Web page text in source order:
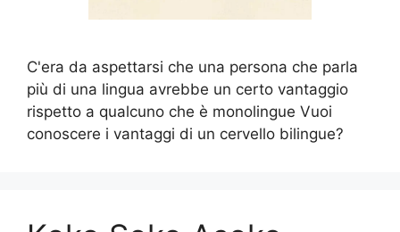
C'era da aspettarsi che una persona che parla
più di una lingua avrebbe un certo vantaggio
rispetto a qualcuno che è monolingue Vuoi
conoscere i vantaggi di un cervello bilingue?